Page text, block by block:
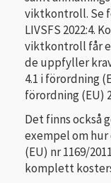
viktkontroll. Se
LIVSFS 2022:4.
viktkontroll får
de uppfyller
4.1 i förordning
förordning (EU)
Det finns också
exempel om hur
(EU) nr 1169/
komplett